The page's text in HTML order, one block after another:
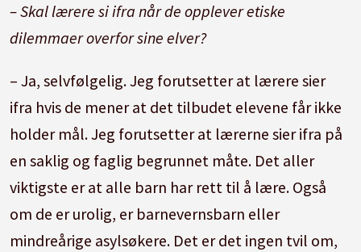
– Skal lærere si ifra når de opplever etiske
dilemmaer overfor sine elver?
– Ja, selvfølgelig. Jeg forutsetter at lærere sier
ifra hvis de mener at det tilbudet elevene får ikke
holder mål. Jeg forutsetter at lærerne sier ifra på
en saklig og faglig begrunnet måte. Det aller
viktigste er at alle barn har rett til å lære. Også
om de er urolig, er barnevernsbarn eller
mindreårige asylsøkere. Det er det ingen tvil om,